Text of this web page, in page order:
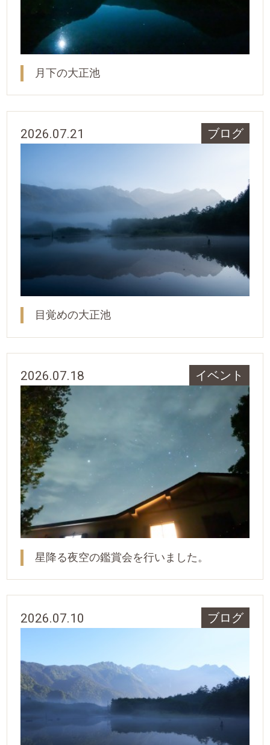
月下の大正池
2026.07.21 ブログ
目覚めの大正池
2026.07.18 イベント
星降る夜空の鑑賞会を行いました。
2026.07.10 ブログ